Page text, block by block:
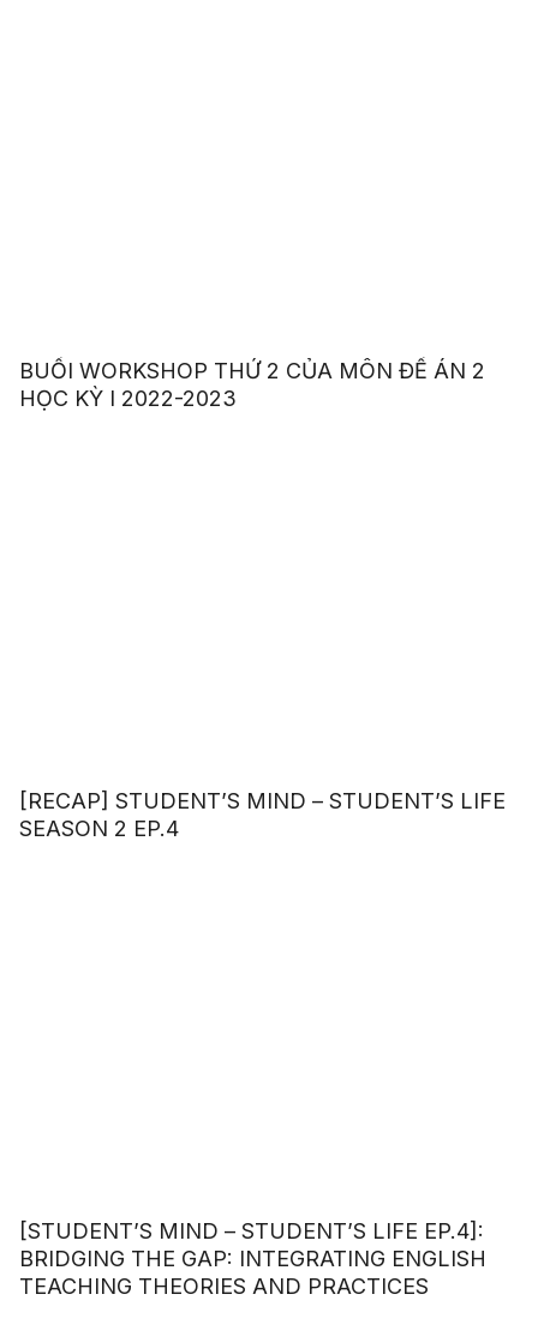
BUỔI WORKSHOP THỨ 2 CỦA MÔN ĐỀ ÁN 2
HỌC KỲ I 2022-2023
[RECAP] STUDENT’S MIND – STUDENT’S LIFE
SEASON 2 EP.4
[STUDENT’S MIND – STUDENT’S LIFE EP.4]:
BRIDGING THE GAP: INTEGRATING ENGLISH
TEACHING THEORIES AND PRACTICES